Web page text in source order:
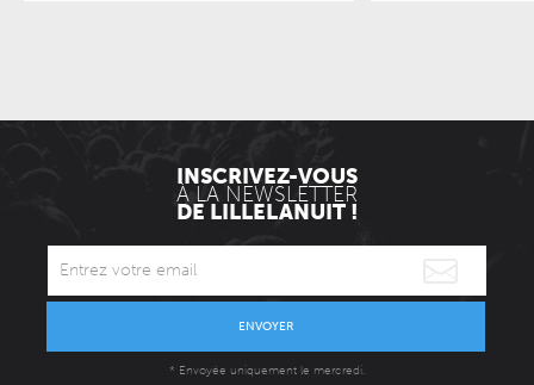
INSCRIVEZ-VOUS
À LA NEWSLETTER
DE LILLELANUIT !
ENVOYER
* Envoyée uniquement le mercredi.